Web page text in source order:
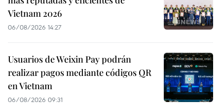
Vietnam 2026
06/08/2026 14:27
Usuarios de Weixin Pay podrán
realizar pagos mediante códigos QR
en Vietnam
06/08/2026 09:31